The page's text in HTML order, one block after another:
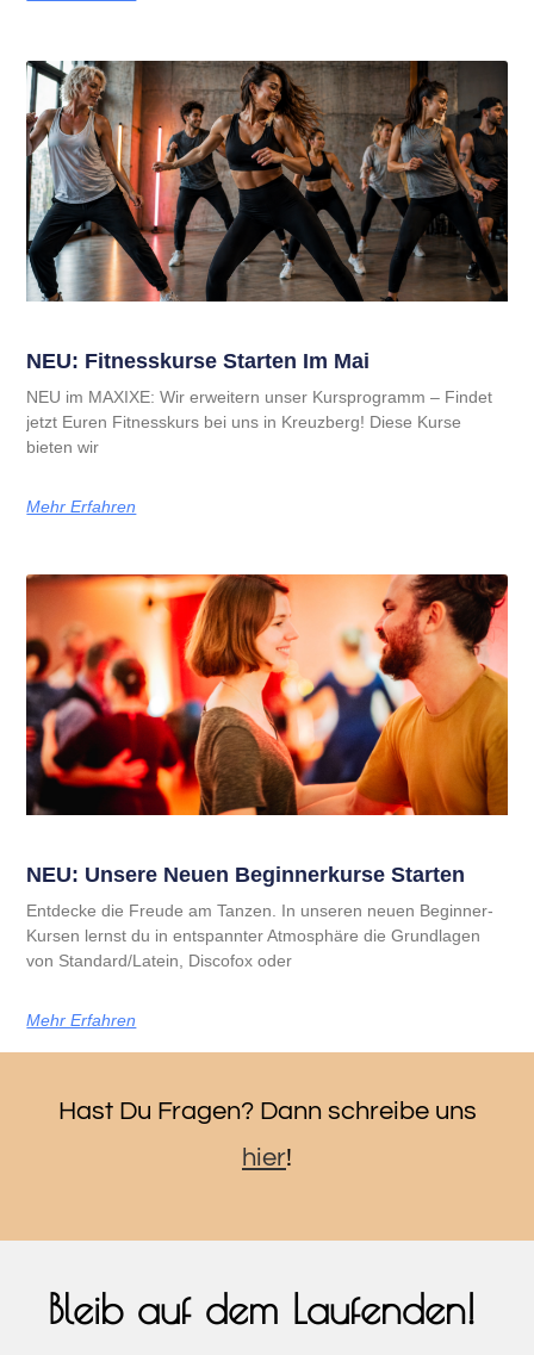
NEU: Fitnesskurse Starten Im Mai
NEU im MAXIXE: Wir erweitern unser Kursprogramm – Findet
jetzt Euren Fitnesskurs bei uns in Kreuzberg! Diese Kurse
bieten wir
Mehr Erfahren
NEU: Unsere Neuen Beginnerkurse Starten
Entdecke die Freude am Tanzen. In unseren neuen Beginner-
Kursen lernst du in entspannter Atmosphäre die Grundlagen
von Standard/Latein, Discofox oder
Mehr Erfahren
Hast Du Fragen? Dann schreibe uns
hier!
Bleib auf dem Laufenden!